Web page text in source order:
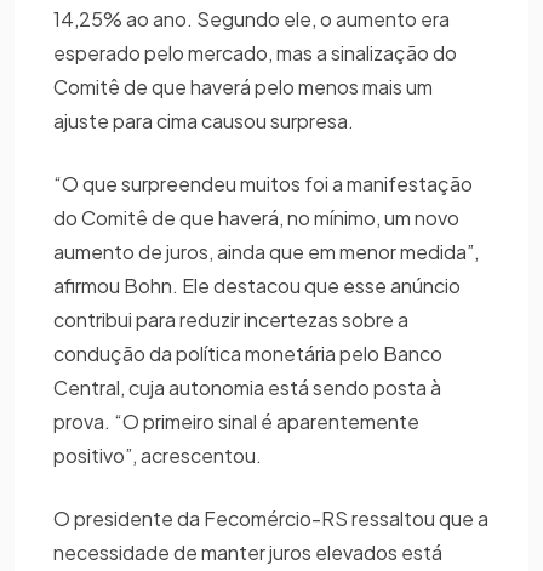
14,25% ao ano. Segundo ele, o aumento era
esperado pelo mercado, mas a sinalização do
Comitê de que haverá pelo menos mais um
ajuste para cima causou surpresa.
“O que surpreendeu muitos foi a manifestação
do Comitê de que haverá, no mínimo, um novo
aumento de juros, ainda que em menor medida”,
afirmou Bohn. Ele destacou que esse anúncio
contribui para reduzir incertezas sobre a
condução da política monetária pelo Banco
Central, cuja autonomia está sendo posta à
prova. “O primeiro sinal é aparentemente
positivo”, acrescentou.
O presidente da Fecomércio-RS ressaltou que a
necessidade de manter juros elevados está